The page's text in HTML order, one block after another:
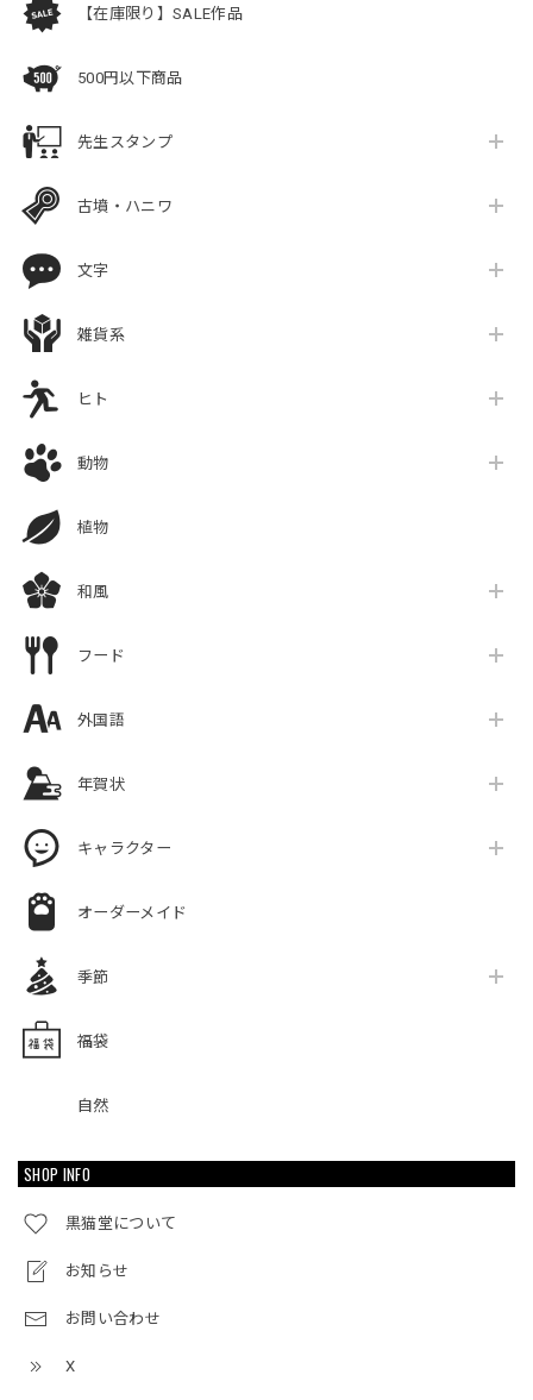
【在庫限り】SALE作品
500円以下商品
先生スタンプ
古墳・ハニワ
文字
雑貨系
ヒト
動物
植物
和風
フード
外国語
年賀状
キャラクター
オーダーメイド
季節
福袋
自然
SHOP INFO
黒猫堂について
お知らせ
お問い合わせ
X